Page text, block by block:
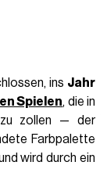
ins Jahr
Spielen, die in
zu zollen — der
Farbpalette
wird durch ein